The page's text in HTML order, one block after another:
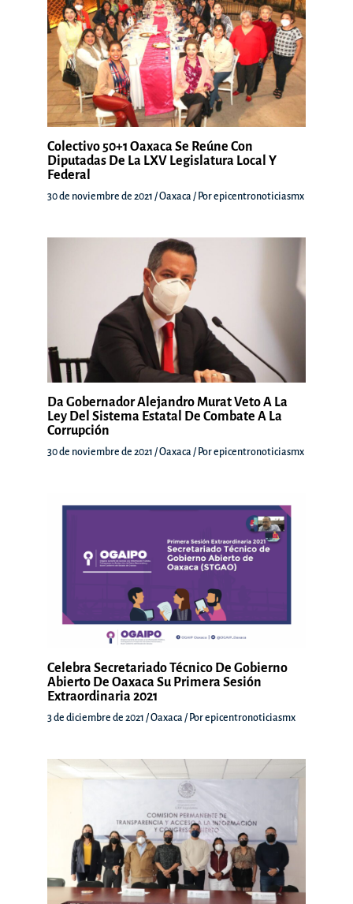
Colectivo 50+1 Oaxaca Se Reúne Con
Diputadas De La LXV Legislatura Local Y
Federal
30 de noviembre de 2021 /Oaxaca / Porepicentronoticiasmx
Da Gobernador Alejandro Murat Veto A La
Ley Del Sistema Estatal De Combate A La
Corrupción
30 de noviembre de 2021 /Oaxaca / Porepicentronoticiasmx
Celebra Secretariado Técnico De Gobierno
Abierto De Oaxaca Su Primera Sesión
Extraordinaria 2021
3 de diciembre de 2021 /Oaxaca / Porepicentronoticiasmx